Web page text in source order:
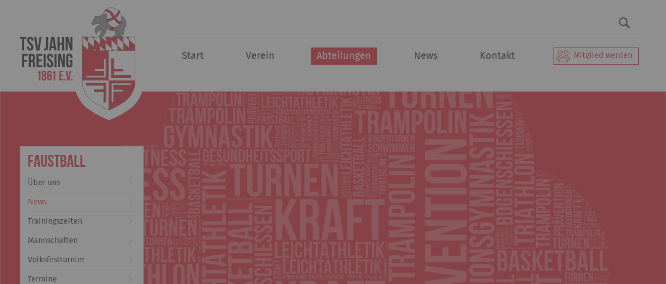
Start Verein Abteilungen News Kontakt Mitglied werden
Faustball
Über uns
News
Trainingszeiten
Mannschaften
Volksfestturnier
Termine